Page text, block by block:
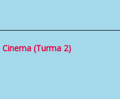
(Turma 2)